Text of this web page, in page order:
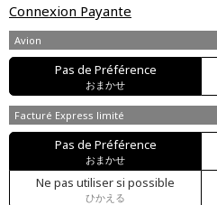
Connexion Payante
Avion
Pas de Préférence
おまかせ
Facturé Express limité
Pas de Préférence
おまかせ
Ne pas utiliser si possible
ひかえる